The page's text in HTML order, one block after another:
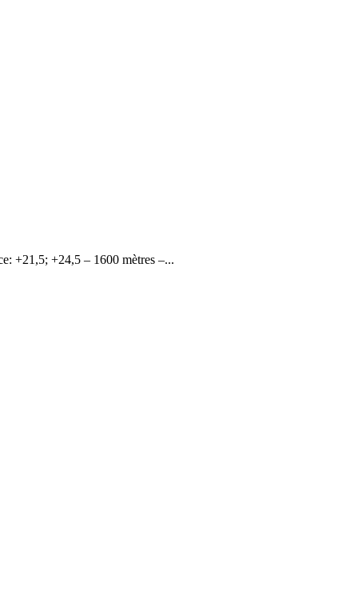
+21,5; +24,5 – 1600 mètres –...